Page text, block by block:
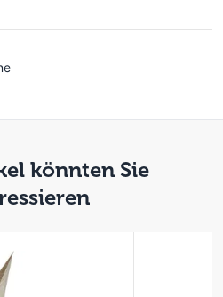
könnten Sie